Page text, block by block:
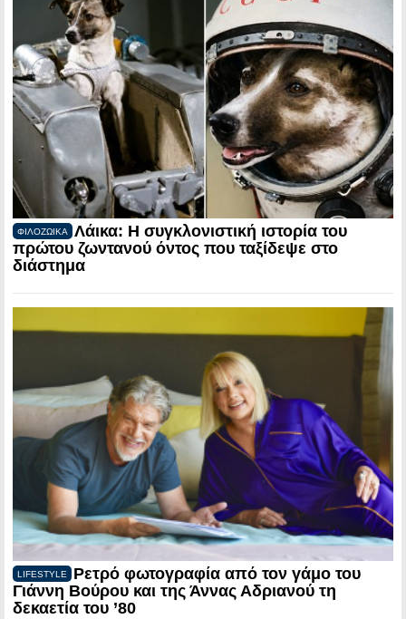
ΦΙΛΟΖΩΙΚΑ
Λάικα: Η συγκλονιστική ιστορία του
πρώτου ζωντανού όντος που ταξίδεψε στο
διάστημα
LIFESTYLE
Ρετρό φωτογραφία από τον γάμο του
Γιάννη Βούρου και της Άννας Αδριανού τη
δεκαετία του ’80